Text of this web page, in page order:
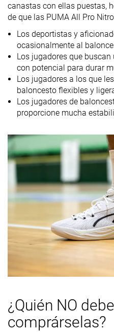
Lightweight ✗
Transpirabilidad
Durabilidad
de la suela
exterior
Buena
Drop
laboratorio
7.9 mm
Altura de la
zona del talón
laboratorio
Tallan bien
mediasuela
-
Moderada
Firmes
Rigidez del
contrafuerte
del talón
Firmes
canastas con ellas puestas,
de que las PUMA All Pro
Los deportistas y
ocasionalmente al
Los jugadores que
con potencial para durar
Los jugadores a los que
baloncesto flexibles y
Los jugadores de
proporcione mucha
¿Quién NO
comprárselas?